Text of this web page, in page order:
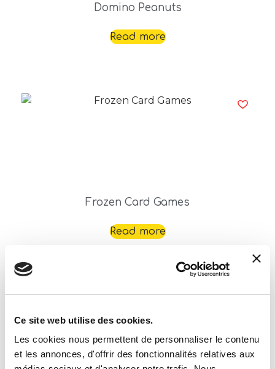
Ce site web utilise des cookies.
Les cookies nous permettent de personnaliser le contenu
et les annonces, d'offrir des fonctionnalités relatives aux
Domino Peanuts
Read more
Frozen Card Games
Read more